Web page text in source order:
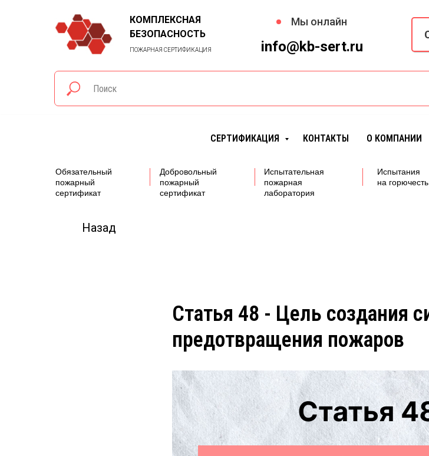
Мы онлайн
info@kb-sert.ru
КОМПЛЕКСНАЯ
БЕЗОПАСНОСТЬ
ПОЖАРНАЯ СЕРТИФИКАЦИЯ
СЕРТИФИКАЦИЯ КОНТАКТЫ О КОМПАНИИ
Обязательный
пожарный
сертификат
Добровольный
пожарный
сертификат
Испытательная
пожарная
лаборатория
Испытания
на горючесть
Назад
Статья 48 - Цель создания
предотвращения пожаров